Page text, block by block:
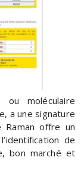
ou moléculaire
a une signature
Raman offre un
de
bon marché et